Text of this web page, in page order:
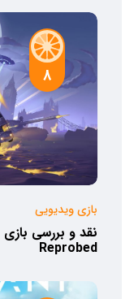
8
بازی ویدیویی
Reprobed